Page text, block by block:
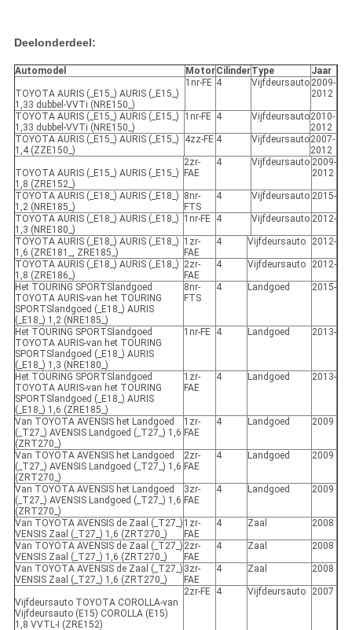
Deelonderdeel:
Automodel MotorCilinderType Jaar
TOYOTA AURIS (_E15_) AURIS (_E15_)
1,33 dubbel-VVTi (NRE150_)
1nr-FE 4 Vijfdeursauto 2009-
2012
TOYOTA AURIS (_E15_) AURIS (_E15_)
1,33 dubbel-VVTi (NRE150_)
1nr-FE 4 Vijfdeursauto2010-
2012
TOYOTA AURIS (_E15_) AURIS (_E15_)
1,4 (ZZE150_)
4zz-FE 4 Vijfdeursauto2007-
2012
TOYOTA AURIS (_E15_) AURIS (_E15_)
1,8 (ZRE152_)
2zr-
FAE
4 Vijfdeursauto 2009-
2012
TOYOTA AURIS (_E18_) AURIS (_E18_)
1,2 (NRE185_)
8nr-
FTS
4 Vijfdeursauto 2015-
TOYOTA AURIS (_E18_) AURIS (_E18_)
1,3 (NRE180_)
1nr-FE 4 Vijfdeursauto 2012-
TOYOTA AURIS (_E18_) AURIS (_E18_)
1,6 (ZRE181_, ZRE185_)
1zr-
FAE
4 Vijfdeursauto 2012-
TOYOTA AURIS (_E18_) AURIS (_E18_)
1,8 (ZRE186_)
2zr-
FAE
4 Vijfdeursauto 2012-
Het TOURING SPORTSlandgoed
TOYOTA AURIS-van het TOURING
SPORTSlandgoed (_E18_) AURIS
(_E18_) 1,2 (NRE185_)
8nr-
FTS
4 Landgoed 2015-
Het TOURING SPORTSlandgoed
TOYOTA AURIS-van het TOURING
SPORTSlandgoed (_E18_) AURIS
(_E18_) 1,3 (NRE180_)
1nr-FE 4 Landgoed 2013-
Het TOURING SPORTSlandgoed
TOYOTA AURIS-van het TOURING
SPORTSlandgoed (_E18_) AURIS
(_E18_) 1,6 (ZRE185_)
1zr-
FAE
4 Landgoed 2013-
Van TOYOTA AVENSIS het Landgoed
(_T27_) AVENSIS Landgoed (_T27_) 1,6
(ZRT270_)
1zr-
FAE
4 Landgoed 2009
Van TOYOTA AVENSIS het Landgoed
(_T27_) AVENSIS Landgoed (_T27_) 1,6
(ZRT270_)
2zr-
FAE
4 Landgoed 2009
Van TOYOTA AVENSIS het Landgoed
(_T27_) AVENSIS Landgoed (_T27_) 1,6
(ZRT270_)
3zr-
FAE
4 Landgoed 2009
Van TOYOTA AVENSIS de Zaal (_T27_)
VENSIS Zaal (_T27_) 1,6 (ZRT270_)
1zr-
FAE
4 Zaal 2008
Van TOYOTA AVENSIS de Zaal (_T27_)
VENSIS Zaal (_T27_) 1,6 (ZRT270_)
2zr-
FAE
4 Zaal 2008
Van TOYOTA AVENSIS de Zaal (_T27_)
VENSIS Zaal (_T27_) 1,6 (ZRT270_)
3zr-
FAE
4 Zaal 2008
Vijfdeursauto TOYOTA COROLLA-van
Vijfdeursauto (E15) COROLLA (E15)
1,8 VVTL-I (ZRE152)
2zr-FE 4 Vijfdeursauto 2007